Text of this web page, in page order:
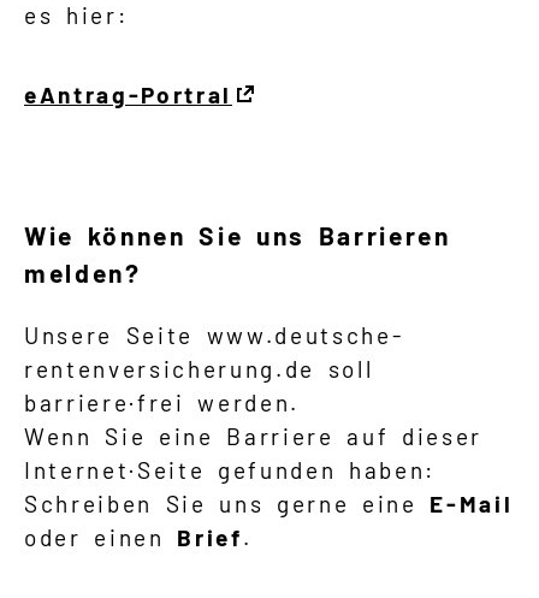
es hier:
eAntrag-Portral
Wie können Sie uns Barrieren
melden?
Unsere Seite www.deutsche-
rentenversicherung.de soll
barriere·frei werden.
Wenn Sie eine Barriere auf dieser
Internet·Seite gefunden haben:
Schreiben Sie uns gerne eine E-Mail
oder einen Brief.